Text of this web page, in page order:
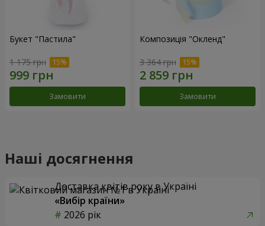
Букет "Пастила"
1 175 грн
Замовити
Композиція "Окленд"
3 364 грн
Замовити
Наші досягнення
Доставка квітів року в Україні
«Вибір країни»
2026 рік